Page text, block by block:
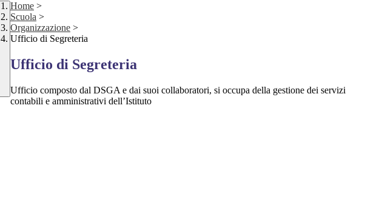
Home >
Scuola >
Organizzazione >
Ufficio di Segreteria
Ufficio di Segreteria
Ufficio composto dal DSGA e dai suoi collaboratori, si occupa della gestione dei servizi
contabili e amministrativi dell’Istituto